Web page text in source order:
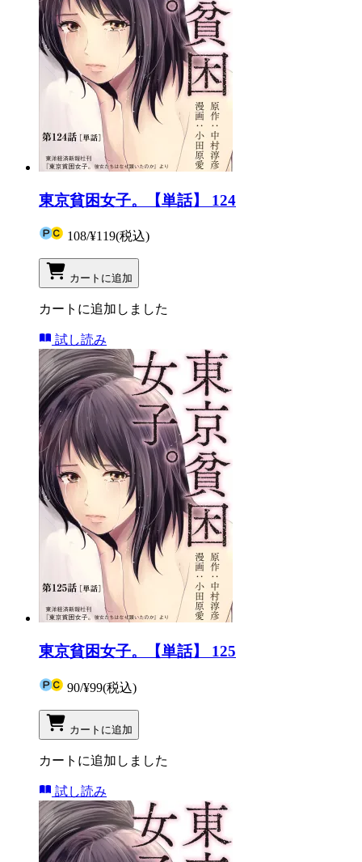
東京貧困女子。【単話】 124
108/¥119(税込)
カートに追加
カートに追加しました
試し読み
東京貧困女子。【単話】 125
90/¥99(税込)
カートに追加
カートに追加しました
試し読み